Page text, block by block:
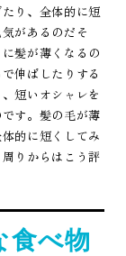
り、全体的に短
があるのだそ
髪が薄くなるの
伸ばしたりする
短いオシャレを
す。髪の毛が薄
的に短くしてみ
りからはこう評
食べ物